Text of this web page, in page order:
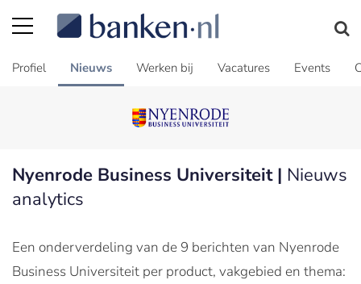
Profiel Nieuws Werken bij Vacatures Events
Nyenrode Business Universiteit | Nieuws
analytics
Een onderverdeling van de 9 berichten van Nyenrode
Business Universiteit per product, vakgebied en thema: